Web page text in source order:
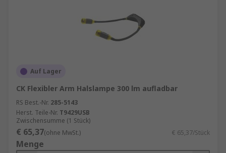
Auf Lager
CK Flexibler Arm Halslampe 300 lm aufladbar
RS Best.-Nr. 285-5143
Herst. Teile-Nr. T9429USB
Zwischensumme (1 Stück)
€ 65,37(ohne MwSt.) € 65,37/Stück
Menge